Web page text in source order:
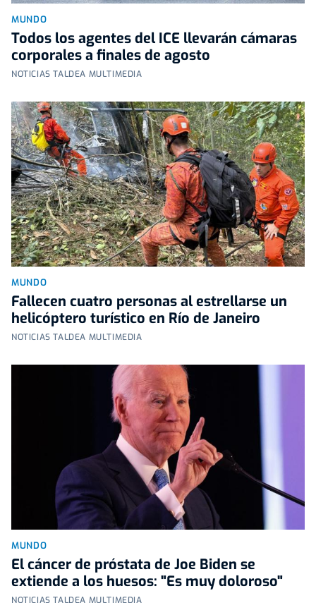
MUNDO
Todos los agentes del ICE llevarán cámaras
corporales a finales de agosto
NOTICIAS TALDEA MULTIMEDIA
MUNDO
Fallecen cuatro personas al estrellarse un
helicóptero turístico en Río de Janeiro
NOTICIAS TALDEA MULTIMEDIA
MUNDO
El cáncer de próstata de Joe Biden se
extiende a los huesos: "Es muy doloroso"
NOTICIAS TALDEA MULTIMEDIA